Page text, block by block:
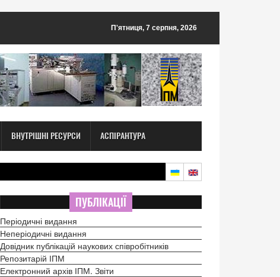
П'ятниця, 7 серпня, 2026
ВНУТРІШНІ РЕСУРСИ АСПІРАНТУРА
ПУБЛІКАЦІЇ
Періодичні видання
Неперіодичні видання
Довідник публікацій наукових співробітників
Репозитарій ІПМ
Електронний архів ІПМ. Звіти